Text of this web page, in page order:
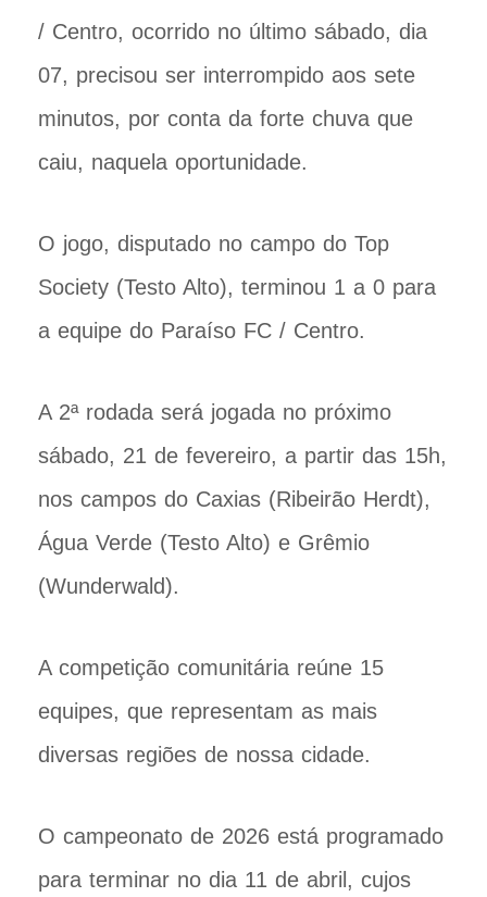
/ Centro, ocorrido no último sábado, dia
07, precisou ser interrompido aos sete
minutos, por conta da forte chuva que
caiu, naquela oportunidade.
O jogo, disputado no campo do Top
Society (Testo Alto), terminou 1 a 0 para
a equipe do Paraíso FC / Centro.
A 2ª rodada será jogada no próximo
sábado, 21 de fevereiro, a partir das 15h,
nos campos do Caxias (Ribeirão Herdt),
Água Verde (Testo Alto) e Grêmio
(Wunderwald).
A competição comunitária reúne 15
equipes, que representam as mais
diversas regiões de nossa cidade.
O campeonato de 2026 está programado
para terminar no dia 11 de abril, cujos